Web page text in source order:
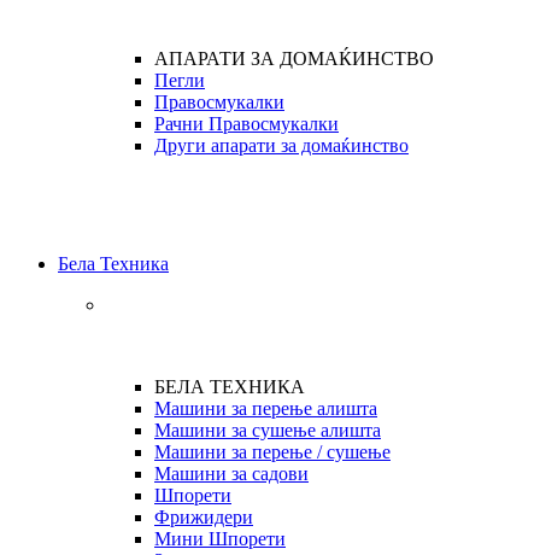
АПАРАТИ ЗА ДОМАЌИНСТВО
Пегли
Правосмукалки
Рачни Правосмукалки
Други апарати за домаќинство
Бела Техника
БЕЛА ТЕХНИКА
Машини за перење алишта
Машини за сушење алишта
Машини за перење / сушење
Машини за садови
Шпорети
Фрижидери
Мини Шпорети